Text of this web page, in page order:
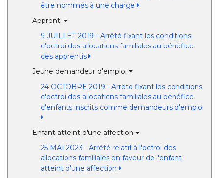
être nommés à une charge
Apprenti
9 JUILLET 2019 - Arrêté fixant les conditions
d'octroi des allocations familiales au bénéfice
des apprentis
Jeune demandeur d'emploi
24 OCTOBRE 2019 - Arrêté fixant les conditions
d'octroi des allocations familiales au bénéfice
d'enfants inscrits comme demandeurs d'emploi
Enfant atteint d'une affection
25 MAI 2023 - Arrêté relatif à l'octroi des
allocations familiales en faveur de l'enfant
atteint d'une affection